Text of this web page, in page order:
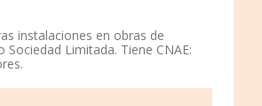
instalaciones en obras de
Limitada. Tiene CNAE:
núm. 16, (08001), en el